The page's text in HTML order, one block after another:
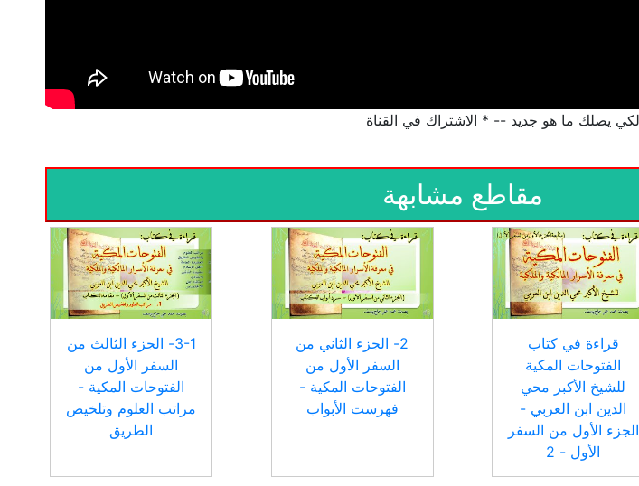
مقاطع مشابهة
قراءة في كتاب
الفتوحات المكية
للشيخ الأكبر محي
الدين ابن العربي -
الجزء الأول من السفر
الأول - 2
2- الجزء الثاني من
السفر الأول من
الفتوحات المكية -
فهرست الأبواب
3-1- الجزء الثالث من
السفر الأول من
الفتوحات المكية -
مراتب العلوم وتلخيص
الطريق